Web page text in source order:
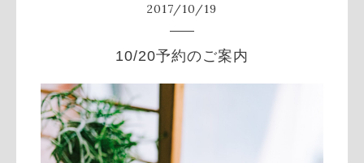
2017/10/19
10/20予約のご案内